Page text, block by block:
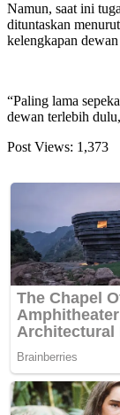
Namun, saat ini
dituntaskan
kelengkapan
“Paling lama
dewan terlebih
Post Views: 1,373